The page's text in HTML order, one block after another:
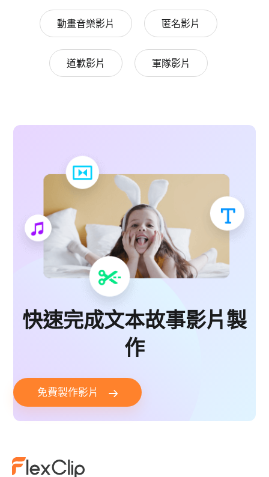
動畫音樂影片 匿名影片
道歉影片 軍隊影片
快速完成文本故事影片製
作
免費製作影片